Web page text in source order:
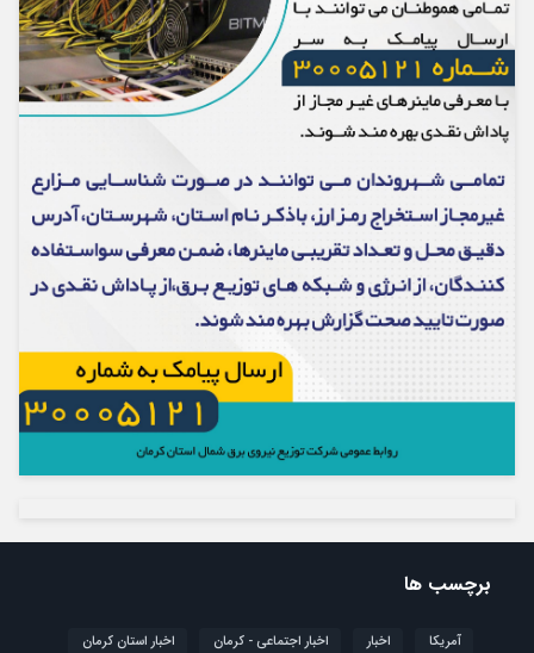
برچسب ها
آمریکا اخبار اخبار اجتماعی - کرمان
اخبار استان کرمان